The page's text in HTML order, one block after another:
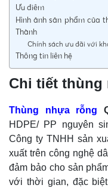
Ưu điêm
Hình ảnh sản phẩm của
Thành
Chính sách ưu đãi với
Thông tin liên hệ
Chi tiết thùng
Thùng nhựa rỗng
HDPE/ PP nguyên
Công ty TNHH sản
xuất trên công nghệ
đảm bảo cho sản
với thời gian, đặc